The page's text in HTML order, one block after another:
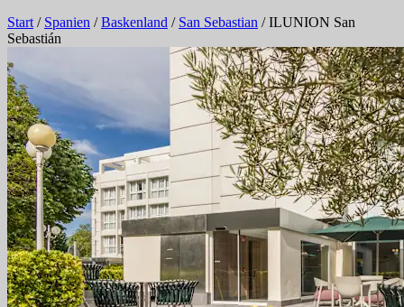
Start / Spanien /Baskenland / San Sebastian /ILUNION San
Sebastián